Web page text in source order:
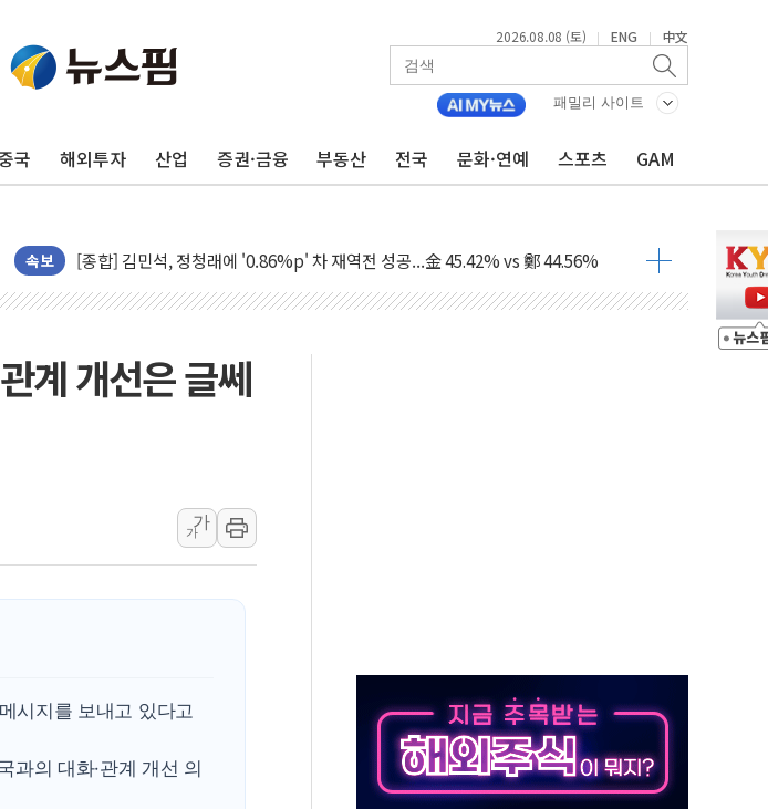
2026.08.08 (토) | ENG | 中文
패밀리 사이트
국 해외투자 산업 증권·금융 부동산 전국 문화·연예 스포츠 GAM
속보
포항시 재난예산 40억 긴급 투입…고수온 양식장 복구·지원 '총력'
울진·영덕 '호우특보'-포항 '산사태 주의보'...경북도, 호우 피해·통제구간 없어
인천 합동연설회 나선 송영길·정청래·김민석 당대표 후보
김민석, 2주차 제주·인천 경선서 정청래에 승리...47.75% vs 42.08%
[속보] 민주, 제주·인천 경선 결과 발표...김민석 47.75% 정청래 42.08%
[속보] 민주, 인천 경선 결과 발표...김민석 45.09% 정청래 43.27% 송영길 11.63%
강릉·동해·삼척 시간당 최대 50㎜ 폭우…강원 동해안 강한 비 이어져
폐기물 수거하다 참변…60대 환경미화원 수거차에 치여 사망
추미애, '위안부' 피해자 기림의 날 참석..."국제적 시민 연대로 목소리 내야"
인천 선재도 갯벌서 해루질 중 실종 60대 나흘만에 숨진 채 발견
인천서 말다툼 중 어머니 흉기 살해 10대 아들 체포
'화합' 꺼낸 김민석에 '뻔뻔' 받아친 정청래…제주 연설서 신경전 고조
계 개선은 글쎄
가
가
시지를 보내고 있다고
과의 대화·관계 개선 의